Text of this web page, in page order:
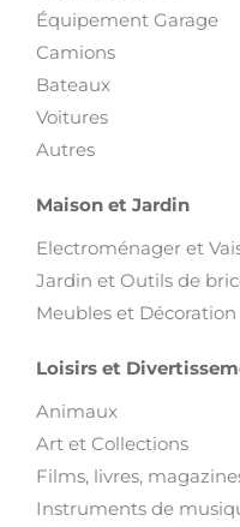
Équipement Garage
Camions
Bateaux
Voitures
Autres
Maison et Jardin
Electroménager et
Jardin et Outils de
Meubles et Décoration
Loisirs et
Animaux
Art et Collections
Films, livres,
Instruments de